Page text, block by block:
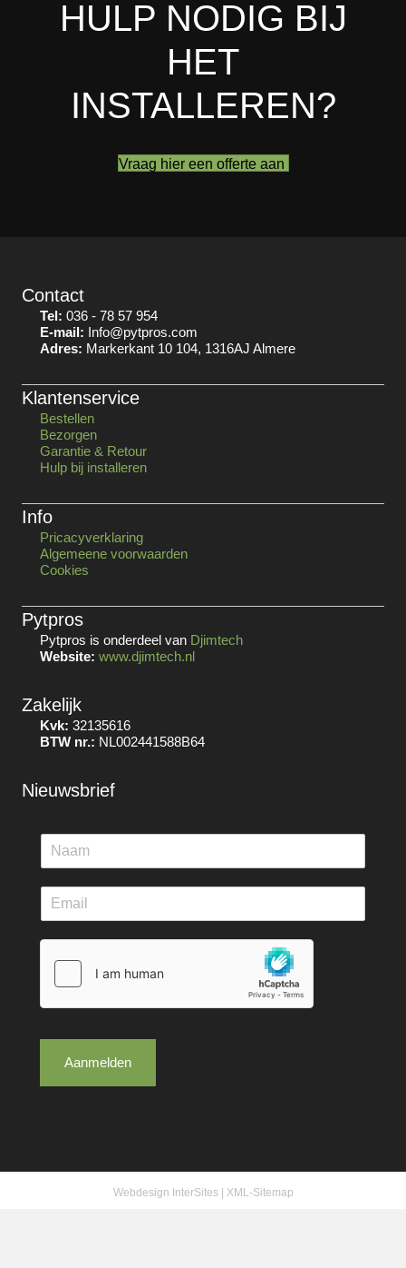
HULP NODIG BIJ
HET
INSTALLEREN?
Vraag hier een offerte aan
Contact
Tel: 036 - 78 57 954
E-mail: Info@pytpros.com
Adres: Markerkant 10 104, 1316AJ Almere
Klantenservice
Bestellen
Bezorgen
Garantie & Retour
Hulp bij installeren
Info
Pricacyverklaring
Algemeene voorwaarden
Cookies
Pytpros
Pytpros is onderdeel van Djimtech
Website: www.djimtech.nl
Zakelijk
Kvk: 32135616
BTW nr.: NL002441588B64
Nieuwsbrief
Aanmelden
Webdesign InterSites| XML-Sitemap